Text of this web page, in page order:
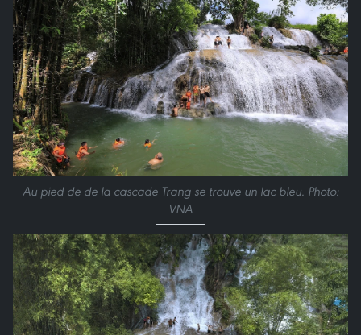
Au pied de de la cascade Trang se trouve un lac bleu. Photo:
VNA